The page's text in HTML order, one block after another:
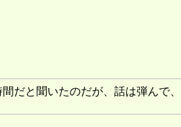
間だと聞いたのだが、話は弾んで